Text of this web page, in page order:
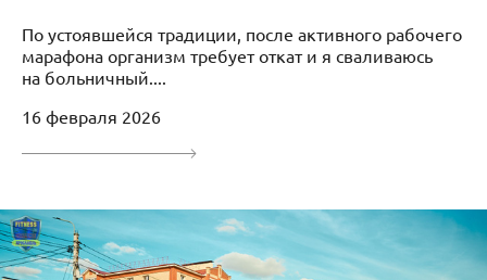
По устоявшейся традиции, после активного рабочего
марафона организм требует откат и я сваливаюсь
на больничный....
16 февраля 2026